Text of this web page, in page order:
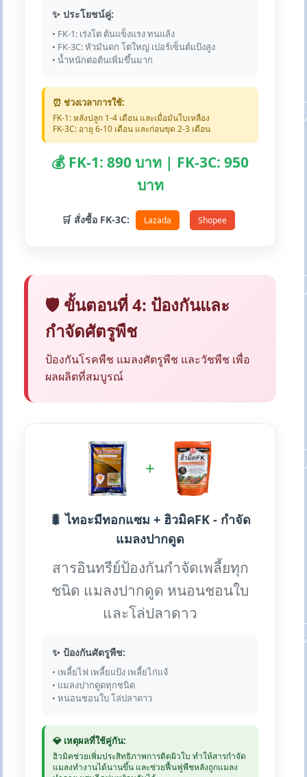
✨ ประโยชน์คู่:
• FK-1: เร่งโต ต้นแข็งแรง ทนแล้ง
• FK-3C: หัวมันดก โตใหญ่ เปอร์เซ็นต์แป้งสูง
• น้ำหนักต่อต้นเพิ่มขึ้นมาก
⏰ ช่วงเวลาการใช้:
FK-1: หลังปลูก 1-4 เดือน และเมื่อมันใบเหลือง
FK-3C: อายุ 6-10 เดือน และก่อนขุด 2-3 เดือน
💰 FK-1: 890 บาท | FK-3C: 950
บาท
🛒 สั่งซื้อ FK-3C: Lazada Shopee
🛡️ ขั้นตอนที่ 4: ป้องกันและ
กำจัดศัตรูพืช
ป้องกันโรคพืช แมลงศัตรูพืช และวัชพืช เพื่อ
ผลผลิตที่สมบูรณ์
+
🐛 ไทอะมีทอกแซม + ฮิวมิคFK - กำจัด
แมลงปากดูด
สารอินทรีย์ป้องกันกำจัดเพลี้ยทุก
ชนิด แมลงปากดูด หนอนชอนใบ
และโล่ปลาดาว
✨ ป้องกันศัตรูพืช:
• เพลี้ยไฟ เพลี้ยแป้ง เพลี้ยไก่แจ้
• แมลงปากดูดทุกชนิด
• หนอนชอนใบ โล่ปลาดาว
💎 เหตุผลที่ใช้คู่กัน:
ฮิวมิคช่วยเพิ่มประสิทธิภาพการติดผิวใบ ทำให้สารกำจัด
แมลงทำงานได้นานขึ้น และช่วยฟื้นฟูพืชหลังถูกแมลง